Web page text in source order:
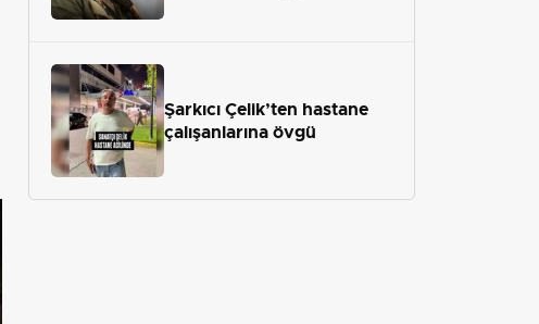
Şarkıcı Çelik’ten hastane
çalışanlarına övgü